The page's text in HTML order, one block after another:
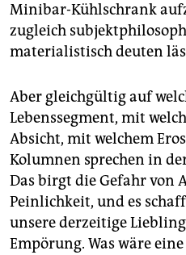
Minibar-Kühlschrank
zugleich
materialistisch deuten
Aber gleichgültig auf
Lebenssegment, mit
Absicht, mit welchem
Kolumnen sprechen in
Das birgt die Gefahr von
Peinlichkeit, und es
unsere derzeitige
Empörung. Was wäre